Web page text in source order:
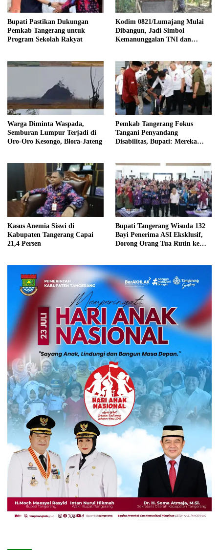
Bupati Pastikan Dukungan
Pemkab Tangerang untuk
Program Sekolah Rakyat
Kodim 0821/Lumajang Mulai
Dibangun, Jadi Simbol
Kemanunggalan TNI dan
Warga Diminta Waspada,
Semburan Lumpur Terjadi di
Oro-Oro Kesongo, Blora-Jateng
Pemkab Tangerang Fokus
Tangani Penyandang
Disabilitas, Bupati: Mereka
Kasus Anemia Siswi di
Kabupaten Tangerang Capai
21,4 Persen
Bupati Tangerang Wisuda 132
Bayi Penerima ASI Eksklusif,
Dorong Orang Tua Rutin ke